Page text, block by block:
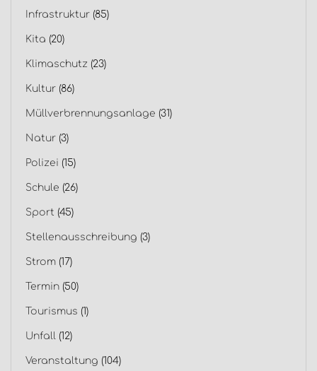
Infrastruktur (85)
Kita (20)
Klimaschutz (23)
Kultur (86)
Müllverbrennungsanlage (31)
Natur (3)
Polizei (15)
Schule (26)
Sport (45)
Stellenausschreibung (3)
Strom (17)
Termin (50)
Tourismus (1)
Unfall (12)
Veranstaltung (104)